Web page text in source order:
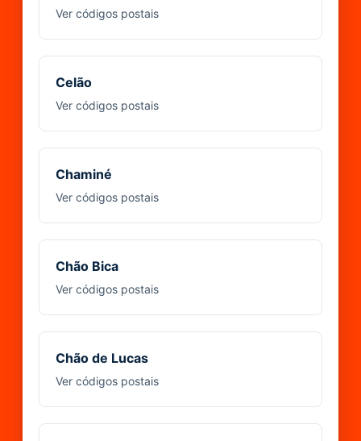
Ver códigos postais
Celão
Ver códigos postais
Chaminé
Ver códigos postais
Chão Bica
Ver códigos postais
Chão de Lucas
Ver códigos postais